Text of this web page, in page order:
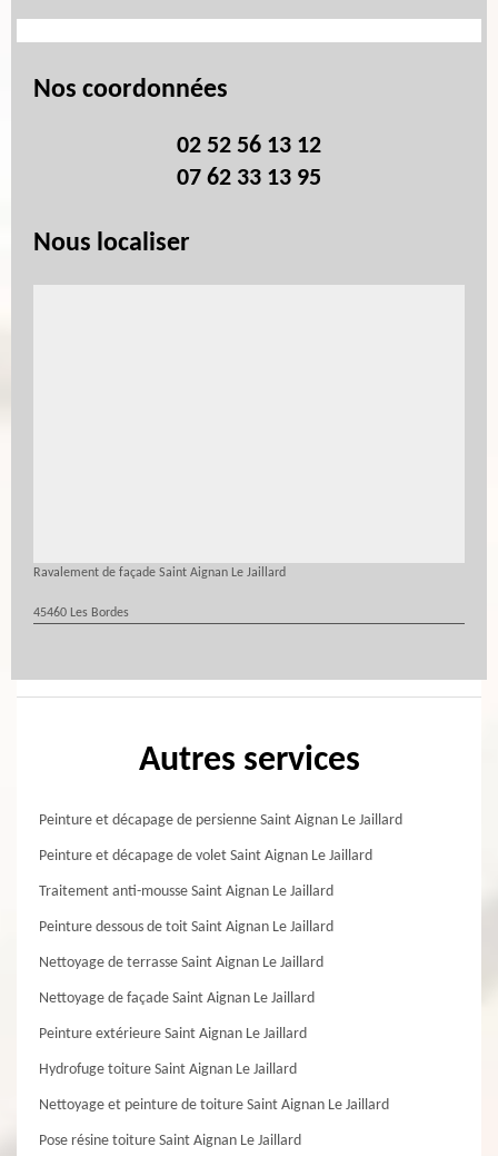
Nos coordonnées
02 52 56 13 12
07 62 33 13 95
Nous localiser
Ravalement de façade Saint Aignan Le Jaillard
45460 Les Bordes
Autres services
Peinture et décapage de persienne Saint Aignan Le Jaillard
Peinture et décapage de volet Saint Aignan Le Jaillard
Traitement anti-mousse Saint Aignan Le Jaillard
Peinture dessous de toit Saint Aignan Le Jaillard
Nettoyage de terrasse Saint Aignan Le Jaillard
Nettoyage de façade Saint Aignan Le Jaillard
Peinture extérieure Saint Aignan Le Jaillard
Hydrofuge toiture Saint Aignan Le Jaillard
Nettoyage et peinture de toiture Saint Aignan Le Jaillard
Pose résine toiture Saint Aignan Le Jaillard